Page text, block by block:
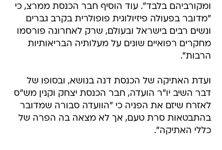
ומקורביהם בלבד". עוד הוסיף חבר הכנסת ממרצ, כי
"מדובר בפעולה פיזיולוגית פופולרית בקרב גברים
ונשים רבים בישראל ובעולם, שרק לאחרונה פורסמו
מחקרים רפואיים שונים על מעלותיה הבריאותיות
הרבות".
ועדת האתיקה של הכנסת דנה בנושא, ובסופו של
דבר השיב יו"ר הועדה, חבר הכנסת יצחק וקנין מש"ס
לאזרח שיזם את הפניה כי "הוועדה סבורה שמדובר
בהתבטאות סרת טעם, אך לא מצאה בה הפרה של
כללי האתיקה".